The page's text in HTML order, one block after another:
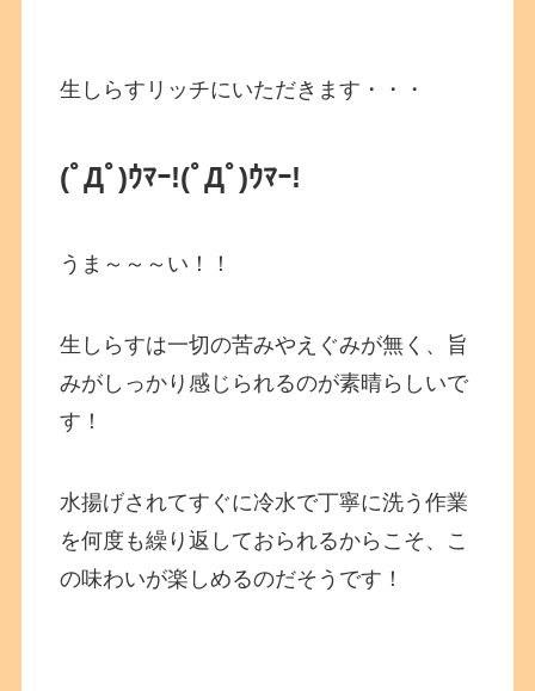
生しらすリッチにいただきます・・・
(ﾟДﾟ)ｳﾏｰ!(ﾟДﾟ)ｳﾏｰ!
うま～～～い！！
生しらすは一切の苦みやえぐみが無く、旨
みがしっかり感じられるのが素晴らしいで
す！
水揚げされてすぐに冷水で丁寧に洗う作業
を何度も繰り返しておられるからこそ、こ
の味わいが楽しめるのだそうです！